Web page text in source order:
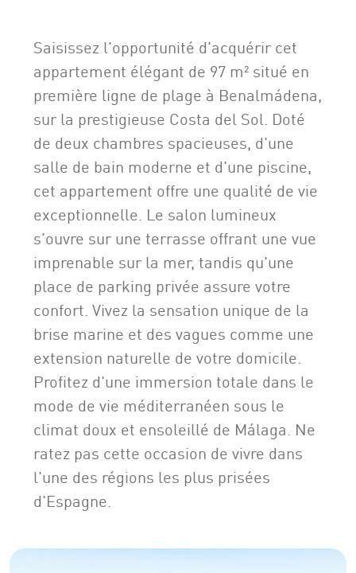
Saisissez l'opportunité d'acquérir cet
appartement élégant de 97 m² situé en
première ligne de plage à Benalmádena,
sur la prestigieuse Costa del Sol. Doté
de deux chambres spacieuses, d'une
salle de bain moderne et d'une piscine,
cet appartement offre une qualité de vie
exceptionnelle. Le salon lumineux
s'ouvre sur une terrasse offrant une vue
imprenable sur la mer, tandis qu'une
place de parking privée assure votre
confort. Vivez la sensation unique de la
brise marine et des vagues comme une
extension naturelle de votre domicile.
Profitez d'une immersion totale dans le
mode de vie méditerranéen sous le
climat doux et ensoleillé de Málaga. Ne
ratez pas cette occasion de vivre dans
l'une des régions les plus prisées
d'Espagne.